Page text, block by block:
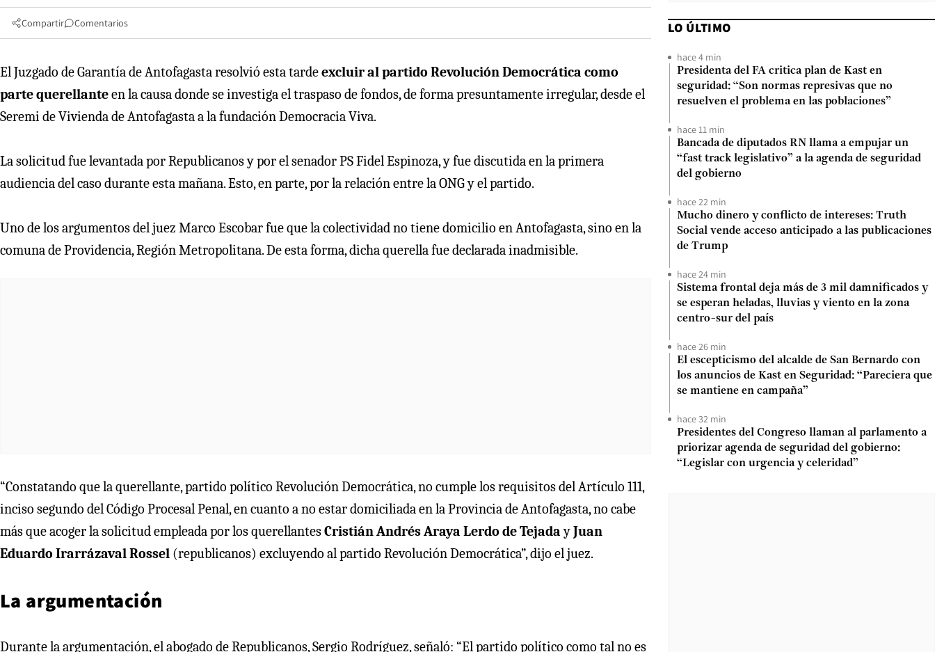
Compartir Comentarios
El Juzgado de Garantía de Antofagasta resolvió esta tardeexcluir al partido Revolución Democrática como
parte querellanteen la causa donde se investiga el traspaso de fondos, de forma presuntamente irregular, desde el
Seremi de Vivienda de Antofagasta a la fundación Democracia Viva.
La solicitud fue levantada por Republicanos y por el senador PS Fidel Espinoza, y fue discutida en la primera
audiencia del caso durante esta mañana. Esto, en parte, por la relación entre la ONG y el partido.
Uno de los argumentos del juez Marco Escobar fue que la colectividad no tiene domicilio en Antofagasta, sino en la
comuna de Providencia, Región Metropolitana. De esta forma, dicha querella fue declarada inadmisible.
“Constatando que la querellante, partido político Revolución Democrática, no cumple los requisitos del Artículo 111,
inciso segundo del Código Procesal Penal, en cuanto a no estar domiciliada en la Provincia de Antofagasta, no cabe
más que acoger la solicitud empleada por los querellantesCristián Andrés Araya Lerdo de TejadayJuan
Eduardo Irarrázaval Rossel (republicanos) excluyendo al partido Revolución Democrática”, dijo el juez.
La argumentación
Durante la argumentación, el abogado de Republicanos, Sergio Rodríguez, señaló: “El partido político como tal no es
LO ÚLTIMO
hace 4 min
Presidenta del FA critica plan de Kast en
seguridad: “Son normas represivas que no
resuelven el problema en las poblaciones”
hace 11 min
Bancada de diputados RN llama a empujar un
“fast track legislativo” a la agenda de seguridad
del gobierno
hace 22 min
Mucho dinero y conflicto de intereses: Truth
Social vende acceso anticipado a las publicaciones
de Trump
hace 24 min
Sistema frontal deja más de 3 mil damnificados y
se esperan heladas, lluvias y viento en la zona
centro-sur del país
hace 26 min
El escepticismo del alcalde de San Bernardo con
los anuncios de Kast en Seguridad: “Pareciera que
se mantiene en campaña”
hace 32 min
Presidentes del Congreso llaman al parlamento a
priorizar agenda de seguridad del gobierno:
“Legislar con urgencia y celeridad”